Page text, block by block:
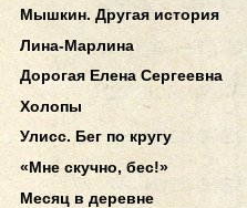
Мышкин. Другая история
Лина-Марлина
Дорогая Елена Сергеевна
Холопы
Улисс. Бег по кругу
«Мне скучно, бес!»
Месяц в деревне